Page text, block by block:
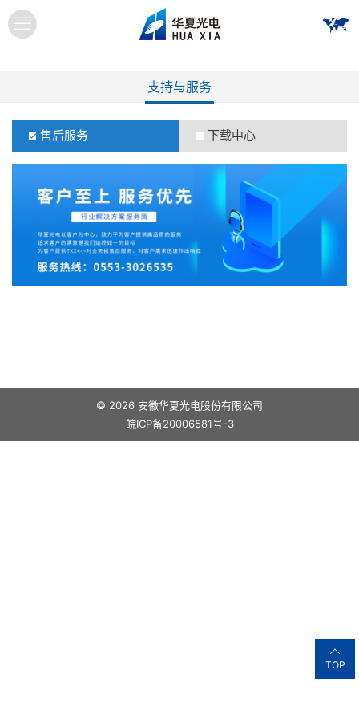
支持与服务
售后服务 下载中心
© 2026 安徽华夏光电股份有限公司
皖ICP备20006581号-3
TOP